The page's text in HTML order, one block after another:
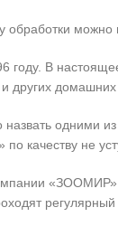
можно
В
других домашних
одними из
качеству не
«ЗООМИР»